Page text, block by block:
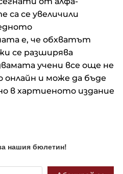
са се увеличили
е, че обхватът
се разширява
учени все още не
онлайн и може да бъде
в хартиеното издание